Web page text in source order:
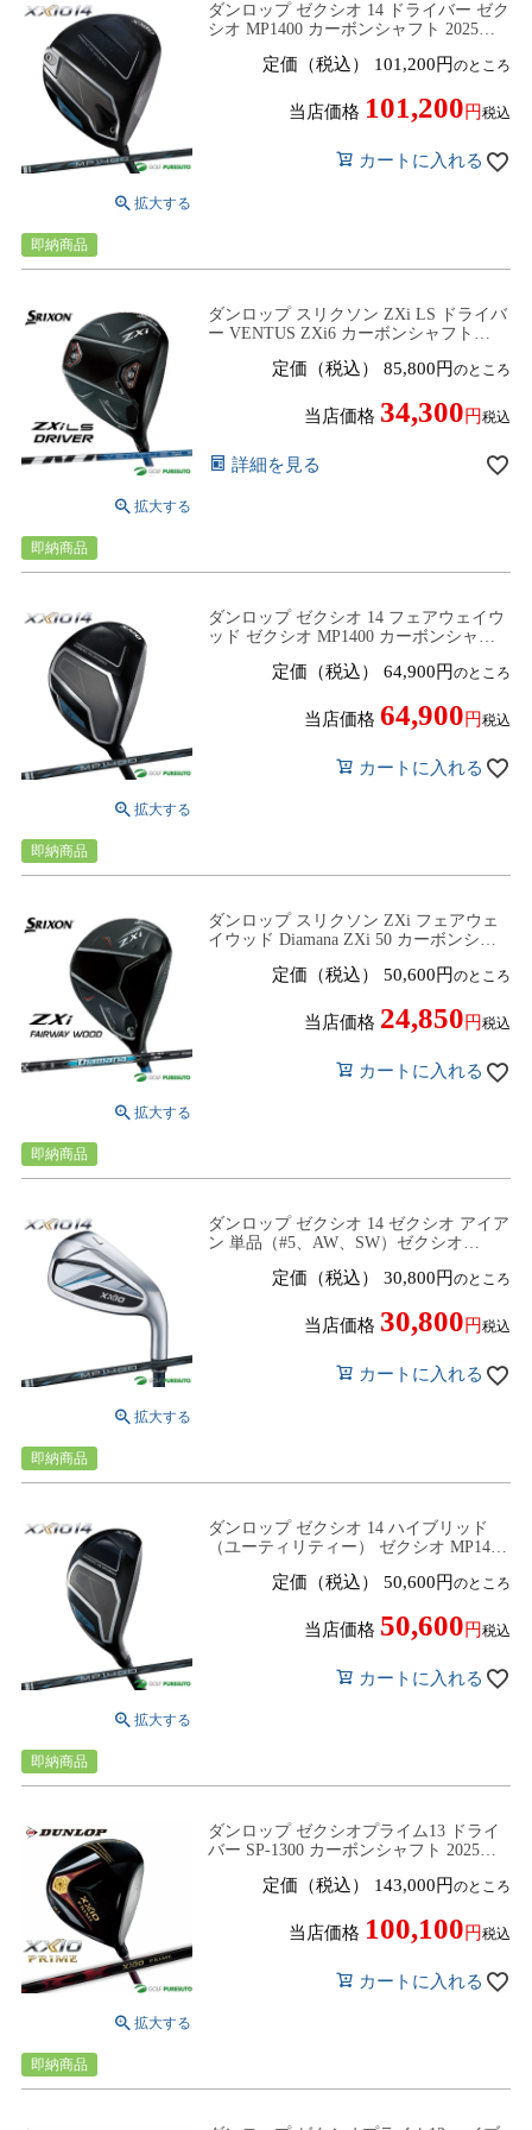
ダンロップ ゼクシオ 14 ドライバー ゼク
シオ MP1400 カーボンシャフト 2025年
定価（税込） 101,200 のところ
当店価格 101,200 税込
カートに入れる
即納商品
ダンロップ スリクソン ZXi LS ドライバ
ー VENTUS ZXi6 カーボンシャフト
定価（税込） 85,800 のところ
当店価格 34,300 税込
詳細を見る
即納商品
ダンロップ ゼクシオ 14 フェアウェイウ
ッド ゼクシオ MP1400 カーボンシャフ
定価（税込） 64,900 のところ
当店価格 64,900 税込
カートに入れる
即納商品
ダンロップ スリクソン ZXi フェアウェ
イウッド Diamana ZXi 50 カーボンシャ
定価（税込） 50,600 のところ
当店価格 24,850 税込
カートに入れる
即納商品
ダンロップ ゼクシオ 14 ゼクシオ アイア
ン 単品（#5、AW、SW）ゼクシオ
[DUNLOP XXIO14]
定価（税込） 30,800 のところ
当店価格 30,800 税込
カートに入れる
即納商品
ダンロップ ゼクシオ 14 ハイブリッド
（ユーティリティー） ゼクシオ MP1400
[DUNLOP XXIO14]
定価（税込） 50,600 のところ
当店価格 50,600 税込
カートに入れる
即納商品
ダンロップ ゼクシオプライム13 ドライ
バー SP-1300 カーボンシャフト 2025年
定価（税込） 143,000 のところ
当店価格 100,100 税込
カートに入れる
即納商品